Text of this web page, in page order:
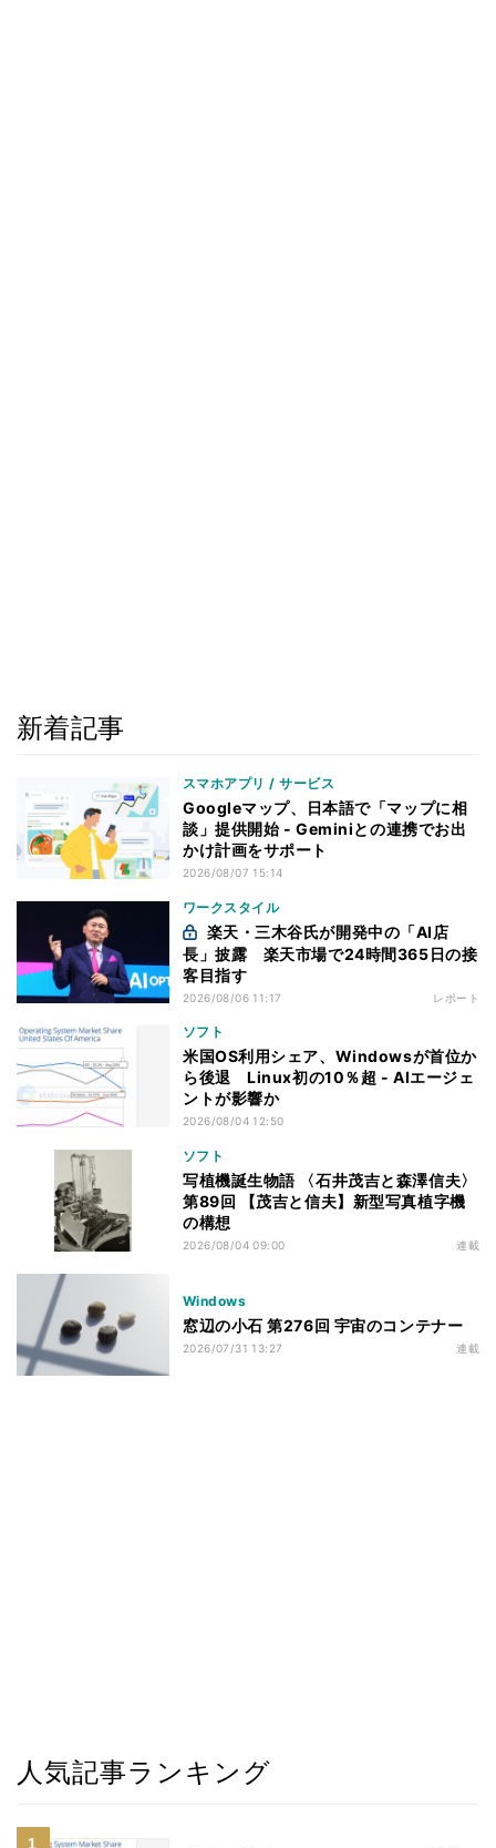
新着記事
スマホアプリ / サービス
Googleマップ、日本語で「マップに相
談」提供開始 - Geminiとの連携でお出
かけ計画をサポート
2026/08/07 15:14
ワークスタイル
長」披露 楽天市場で24時間365日の接
客目指す
2026/08/06 11:17 レポート
ソフト
米国OS利用シェア、Windowsが首位か
ら後退 Linux初の10％超 - AIエージェ
ントが影響か
2026/08/04 12:50
ソフト
写植機誕生物語 〈石井茂吉と森澤信夫〉
第89回 【茂吉と信夫】新型写真植字機
の構想
2026/08/04 09:00 連載
Windows
窓辺の小石 第276回 宇宙のコンテナー
2026/07/31 13:27 連載
人気記事ランキング